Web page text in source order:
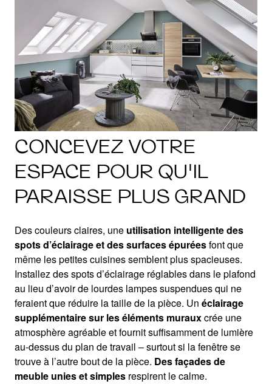
CONCEVEZ VOTRE
ESPACE POUR QU'IL
PARAISSE PLUS GRAND
Des couleurs claires, une utilisation intelligente des
spots d’éclairage et des surfaces épuréesfont que
même les petites cuisines semblent plus spacieuses.
Installez des spots d’éclairage réglables dans le plafond
au lieu d’avoir de lourdes lampes suspendues qui ne
feraient que réduire la taille de la pièce. Un éclairage
supplémentaire sur les éléments murauxcrée une
atmosphère agréable et fournit suffisamment de lumière
au-dessus du plan de travail – surtout si la fenêtre se
trouve à l’autre bout de la pièce. Des façades de
meuble unies et simples respirent le calme.